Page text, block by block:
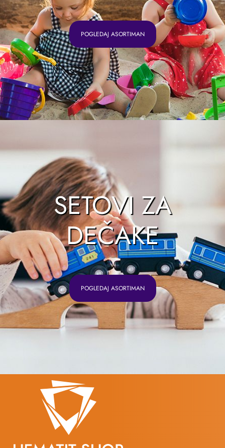
POGLEDAJ ASORTIMAN
SETOVI ZA
DEČAKE
POGLEDAJ ASORTIMAN